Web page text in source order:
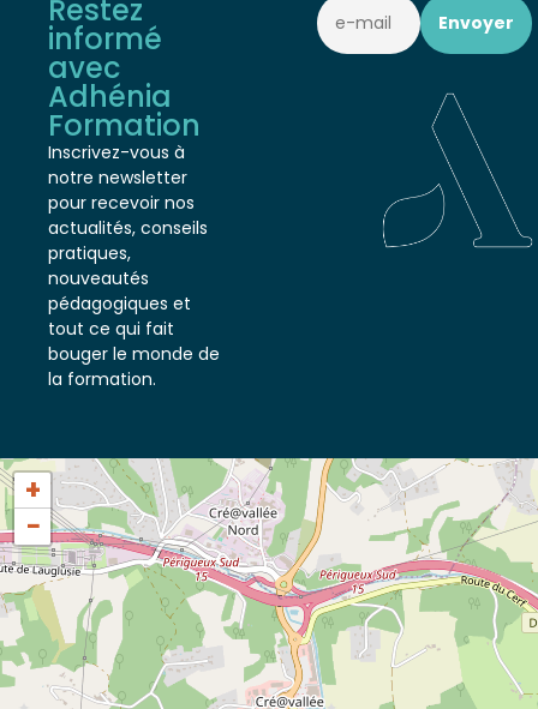
Restez
informé
avec
Adhénia
Formation
Inscrivez-vous à
notre newsletter
pour recevoir nos
actualités, conseils
pratiques,
nouveautés
pédagogiques et
tout ce qui fait
bouger le monde de
la formation.
+
−